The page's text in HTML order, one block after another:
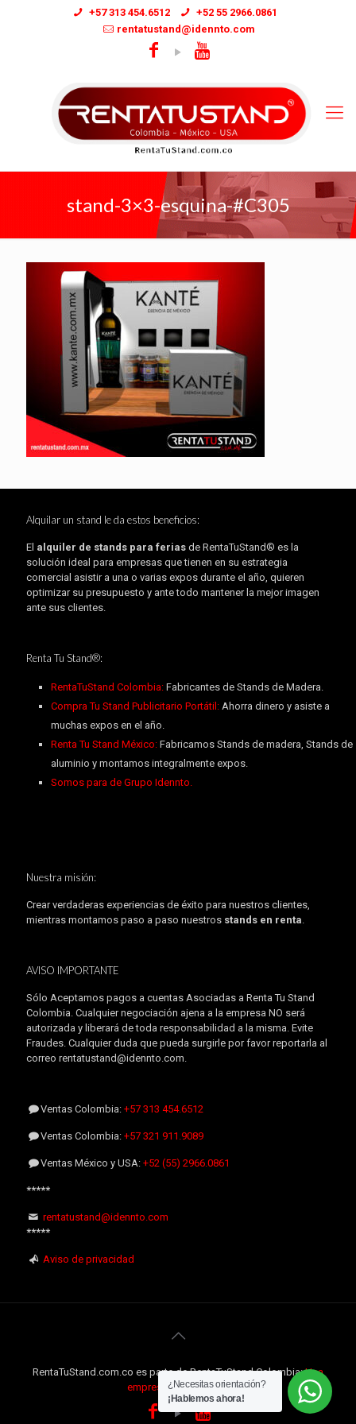
+57 313 454.6512
+52 55 2966.0861
rentatustand@idennto.com
stand-3×3-esquina-#C305
Alquilar un stand le da estos beneficios:
El alquiler de stands para ferias de RentaTuStand® es la
solución ideal para empresas que tienen en su estrategia
comercial asistir a una o varias expos durante el año, quieren
optimizar su presupuesto y ante todo mantener la mejor imagen
ante sus clientes.
Renta Tu Stand®:
RentaTuStand Colombia: Fabricantes de Stands de Madera.
Compra Tu Stand Publicitario Portátil:Ahorra dinero y asiste a
muchas expos en el año.
Renta Tu Stand México:Fabricamos Stands de madera, Stands de
aluminio y montamos integralmente expos.
Somos para de Grupo Idennto.
Nuestra misión:
Crear verdaderas experiencias de éxito para nuestros clientes,
mientras montamos paso a paso nuestros stands en renta.
AVISO IMPORTANTE
Sólo Aceptamos pagos a cuentas Asociadas a Renta Tu Stand
Colombia. Cualquier negociación ajena a la empresa NO será
autorizada y liberará de toda responsabilidad a la misma. Evite
Fraudes. Cualquier duda que pueda surgirle por favor reportarla al
correo rentatustand@idennto.com.
Ventas Colombia:+57 313 454.6512
Ventas Colombia:+57 321 911.9089
Ventas México y USA:+52 (55) 2966.0861
*****
rentatustand@idennto.com
*****
Aviso de privacidad
RentaTuStand.com.co es parte de RentaTuStand Colombia:Una
empresa Internacional
¿Necesitas orientación?
¡Hablemos ahora!